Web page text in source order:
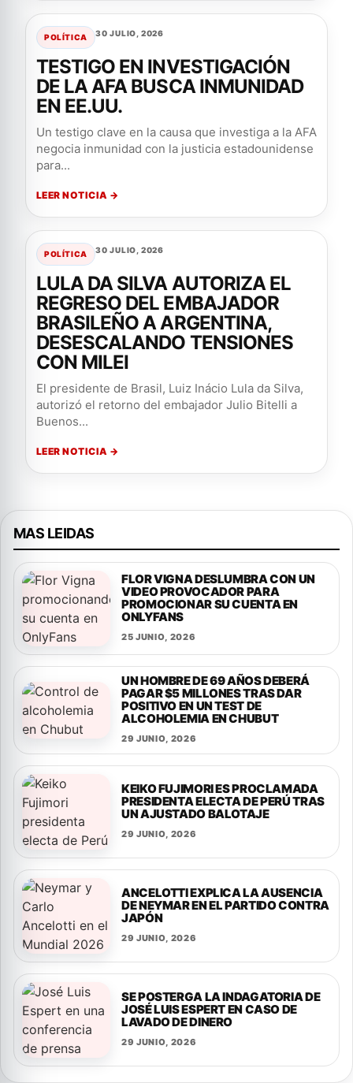
POLÍTICA 30 JULIO, 2026
TESTIGO EN INVESTIGACIÓN
DE LA AFA BUSCA INMUNIDAD
EN EE.UU.
Un testigo clave en la causa que investiga a la AFA
negocia inmunidad con la justicia estadounidense
para...
LEER NOTICIA →
POLÍTICA 30 JULIO, 2026
LULA DA SILVA AUTORIZA EL
REGRESO DEL EMBAJADOR
BRASILEÑO A ARGENTINA,
DESESCALANDO TENSIONES
CON MILEI
El presidente de Brasil, Luiz Inácio Lula da Silva,
autorizó el retorno del embajador Julio Bitelli a
Buenos...
LEER NOTICIA →
MAS LEIDAS
FLOR VIGNA DESLUMBRA CON UN
VIDEO PROVOCADOR PARA
PROMOCIONAR SU CUENTA EN
ONLYFANS
25 JUNIO, 2026
UN HOMBRE DE 69 AÑOS DEBERÁ
PAGAR $5 MILLONES TRAS DAR
POSITIVO EN UN TEST DE
ALCOHOLEMIA EN CHUBUT
29 JUNIO, 2026
KEIKO FUJIMORI ES PROCLAMADA
PRESIDENTA ELECTA DE PERÚ TRAS
UN AJUSTADO BALOTAJE
29 JUNIO, 2026
ANCELOTTI EXPLICA LA AUSENCIA
DE NEYMAR EN EL PARTIDO CONTRA
JAPÓN
29 JUNIO, 2026
SE POSTERGA LA INDAGATORIA DE
JOSÉ LUIS ESPERT EN CASO DE
LAVADO DE DINERO
29 JUNIO, 2026